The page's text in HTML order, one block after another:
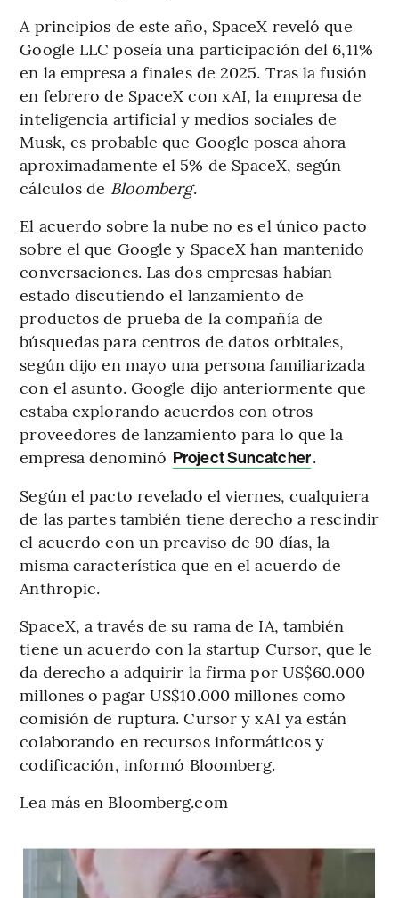
A principios de este año, SpaceX reveló que
Google LLC poseía una participación del 6,11%
en la empresa a finales de 2025. Tras la fusión
en febrero de SpaceX con xAI, la empresa de
inteligencia artificial y medios sociales de
Musk, es probable que Google posea ahora
aproximadamente el 5% de SpaceX, según
cálculos de Bloomberg.
El acuerdo sobre la nube no es el único pacto
sobre el que Google y SpaceX han mantenido
conversaciones. Las dos empresas habían
estado discutiendo el lanzamiento de
productos de prueba de la compañía de
búsquedas para centros de datos orbitales,
según dijo en mayo una persona familiarizada
con el asunto. Google dijo anteriormente que
estaba explorando acuerdos con otros
proveedores de lanzamiento para lo que la
empresa denominó Project Suncatcher.
Según el pacto revelado el viernes, cualquiera
de las partes también tiene derecho a rescindir
el acuerdo con un preaviso de 90 días, la
misma característica que en el acuerdo de
Anthropic.
SpaceX, a través de su rama de IA, también
tiene un acuerdo con la startup Cursor, que le
da derecho a adquirir la firma por US$60.000
millones o pagar US$10.000 millones como
comisión de ruptura. Cursor y xAI ya están
colaborando en recursos informáticos y
codificación, informó Bloomberg.
Lea más en Bloomberg.com